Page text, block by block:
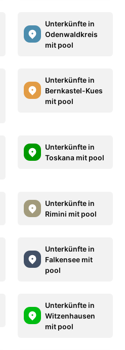
Unterkünfte in
Odenwaldkreis
mit pool
Unterkünfte in
Bernkastel-Kues
mit pool
Unterkünfte in
Toskana mit pool
Unterkünfte in
Rimini mit pool
Unterkünfte in
Falkensee mit
pool
Unterkünfte in
Witzenhausen
mit pool